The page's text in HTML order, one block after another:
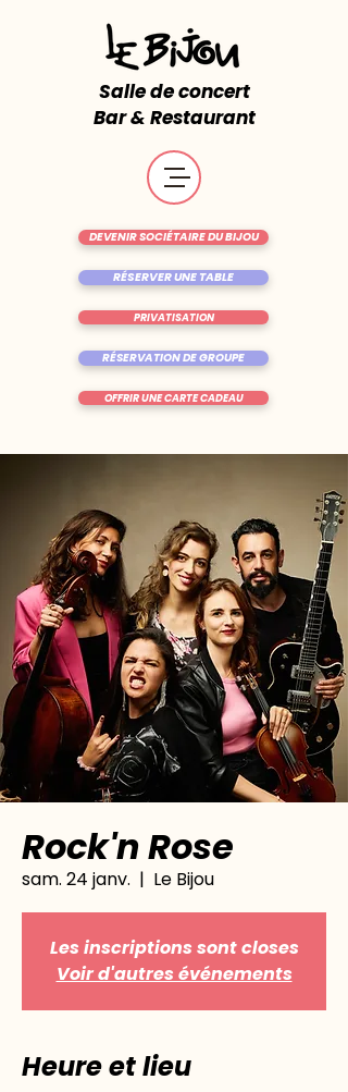
Salle de concert
Bar & Restaurant
RÉSERVER UNE TABLE
OFFRIR UNE CARTE CADEAU
DEVENIR SOCIÉTAIRE DU BIJOU
RÉSERVATION DE GROUPE
PRIVATISATION
Rock'n Rose
sam. 24 janv.
  |
Le Bijou
Les inscriptions sont closes
Voir d'autres événements
Heure et lieu